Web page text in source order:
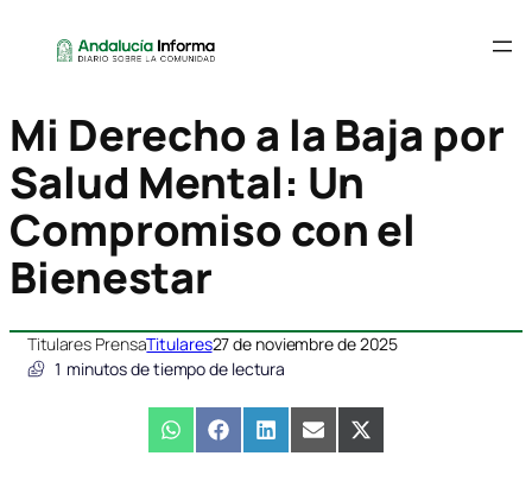
Mi Derecho a la Baja por
Salud Mental: Un
Compromiso con el
Bienestar
Titulares PrensaTitulares27 de noviembre de 2025
1 minutos de tiempo de lectura
Compartir
en
WhatsAppCompartir
en
FacebookCompartir
en
LinkedInCompartir
en
EmailCompartir
en
X
(Twitter)